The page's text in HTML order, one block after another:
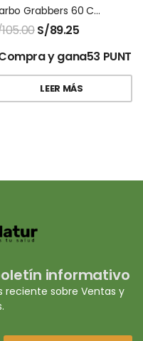
Carbo Grabbers 60 Capsulas Natures Sunshine
105.00S/89.25
y gana53
LEER MÁS
informativo
sobre Ventas y